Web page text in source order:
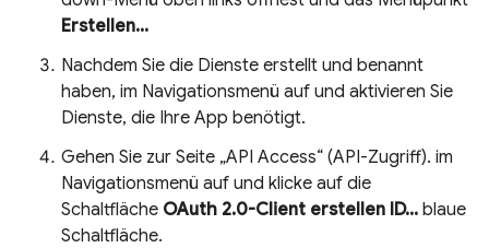
Erstellen...
Nachdem Sie die Dienste erstellt und benannt
haben, im Navigationsmenü auf und aktivieren Sie
Dienste, die Ihre App benötigt.
Gehen Sie zur Seite „API Access“ (API-Zugriff). im
Navigationsmenü auf und klicke auf die
Schaltfläche OAuth 2.0-Client erstellen ID... blaue
Schaltfläche.